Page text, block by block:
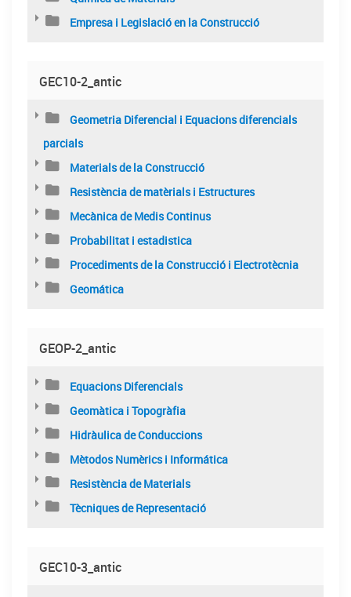
Empresa i Legislació en la Construcció
GEC10-2_antic
Geometria Diferencial i Equacions diferencials
parcials
Materials de la Construcció
Resistència de matèrials i Estructures
Mecànica de Medis Continus
Probabilitat i estadistica
Procediments de la Construcció i Electrotècnia
Geomática
GEOP-2_antic
Equacions Diferencials
Geomàtica i Topogràfia
Hidràulica de Conduccions
Mètodos Numèrics i Informática
Resistència de Materials
Tècniques de Representació
GEC10-3_antic